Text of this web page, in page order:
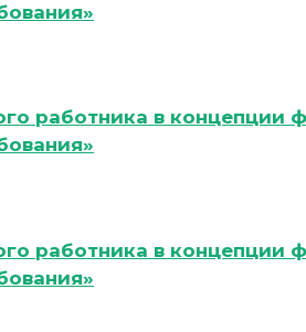
работника в концепции
работника в концепции